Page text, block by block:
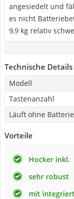
angesiedelt und
es nicht
9,9 kg relativ
Technische Details
Modell
Tastenanzahl
Läuft ohne
Vorteile
Hocker inkl.
sehr robust
mit